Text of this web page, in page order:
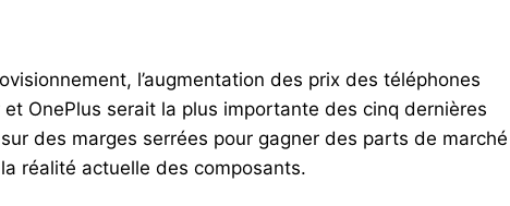
l’augmentation des prix des téléphones
OnePlus serait la plus importante des cinq dernières
des marges serrées pour gagner des parts de marché
réalité actuelle des composants.